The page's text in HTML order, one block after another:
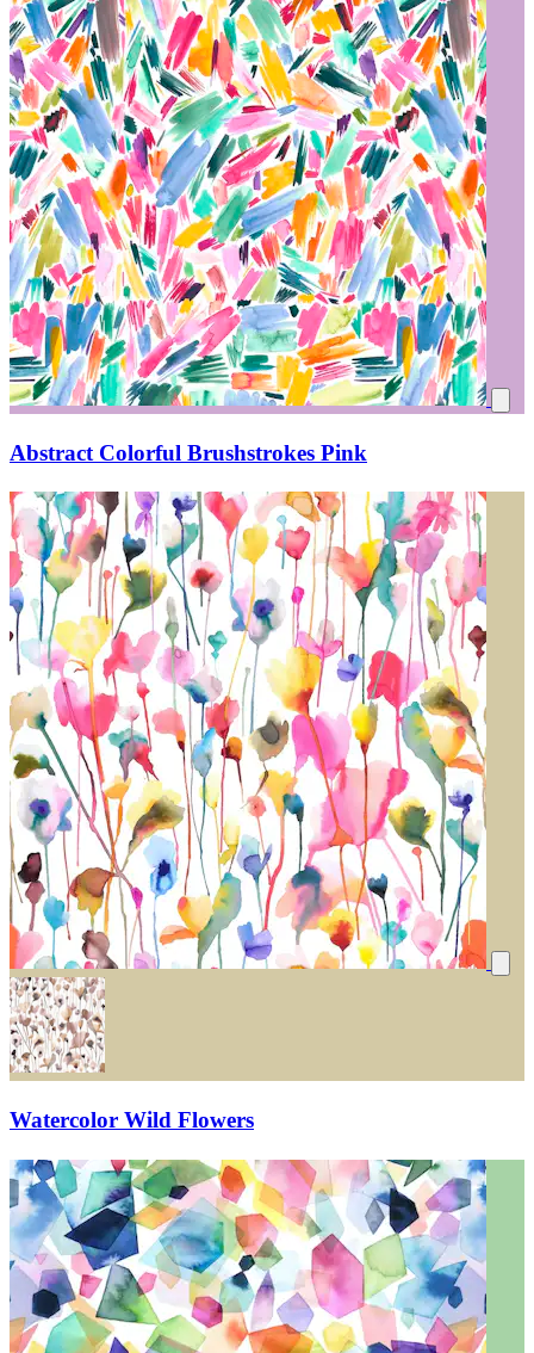
Abstract Colorful Brushstrokes Pink
Watercolor Wild Flowers